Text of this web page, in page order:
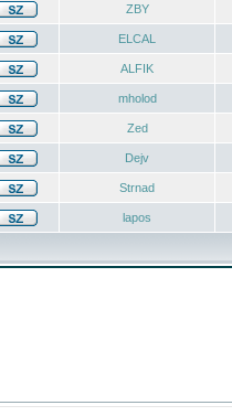
ZBY
ELCAL
ALFIK
mholod
Zed
Dejv
Strnad
lapos